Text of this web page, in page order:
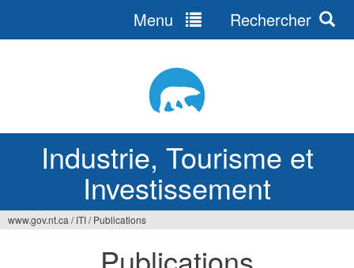
Industrie, Tourisme et
Investissement
Menu Rechercher
www.gov.nt.ca / ITI/ Publications